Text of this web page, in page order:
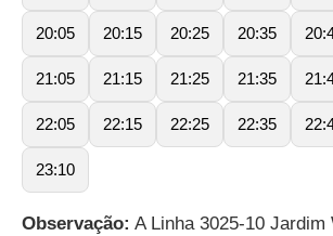
20:05 20:15 20:25 20:35
21:05 21:15 21:25 21:35
22:05 22:15 22:25 22:35
23:10
Observação: A Linha 3025-10